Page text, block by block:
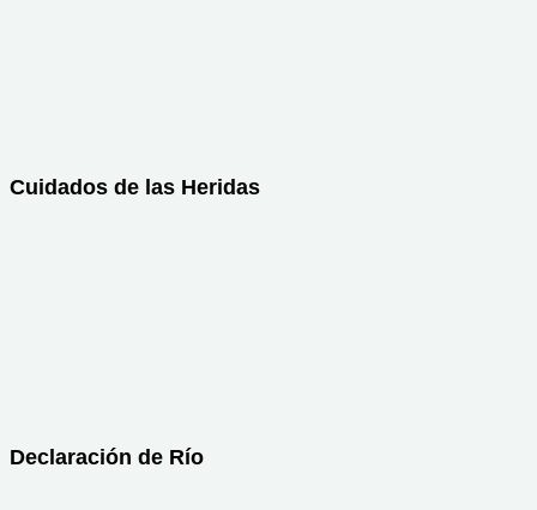
Cuidados de las Heridas
Declaración de Río